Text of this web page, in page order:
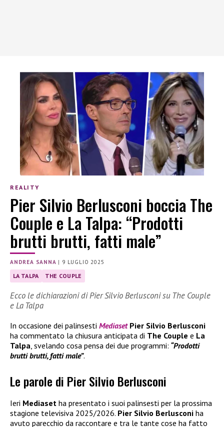
REALITY
Pier Silvio Berlusconi boccia The
Couple e La Talpa: “Prodotti
brutti brutti, fatti male”
ANDREA SANNA | 9 LUGLIO 2025
LA TALPA THE COUPLE
Ecco le dichiarazioni di Pier Silvio Berlusconi su The Couple
e La Talpa
In occasione dei palinsesti Mediaset Pier Silvio Berlusconi
ha commentato la chiusura anticipata di The Couple e La
Talpa, svelando cosa pensa dei due programmi: “Prodotti
brutti brutti, fatti male”.
Le parole di Pier Silvio Berlusconi
Ieri Mediaset ha presentato i suoi palinsesti per la prossima
stagione televisiva 2025/2026. Pier Silvio Berlusconi ha
avuto parecchio da raccontare e tra le tante cose ha fatto